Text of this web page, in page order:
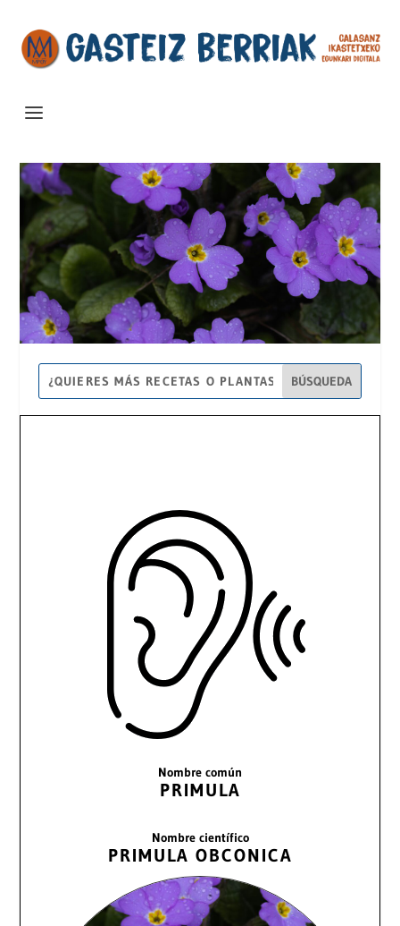
Nombre común
PRIMULA
Nombre científico
PRIMULA OBCONICA